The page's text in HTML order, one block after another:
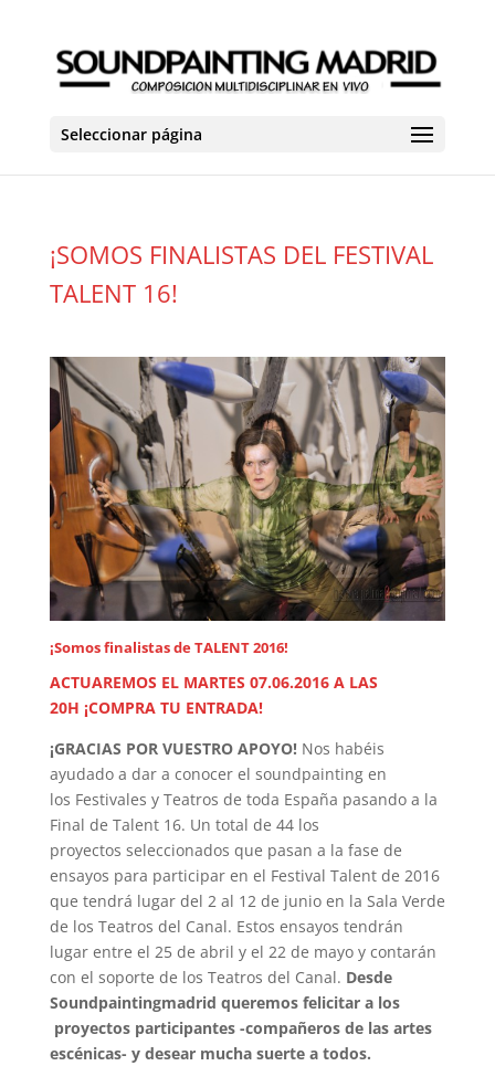
Seleccionar página
¡SOMOS FINALISTAS DEL FESTIVAL
TALENT 16!
¡Somos finalistas de TALENT 2016!
ACTUAREMOS EL MARTES 07.06.2016 A LAS
20H ¡COMPRA TU ENTRADA!
¡GRACIAS POR VUESTRO APOYO! Nos habéis
ayudado a dar a conocer el soundpainting en
los Festivales y Teatros de toda España pasando a la
Final de Talent 16. Un total de 44 los
proyectos seleccionados que pasan a la fase de
ensayos para participar en el Festival Talent de 2016
que tendrá lugar del 2 al 12 de junio en la Sala Verde
de los Teatros del Canal. Estos ensayos tendrán
lugar entre el 25 de abril y el 22 de mayo y contarán
con el soporte de los Teatros del Canal. Desde
Soundpaintingmadrid queremos felicitar a los
proyectos participantes -compañeros de las artes
escénicas- y desear mucha suerte a todos.